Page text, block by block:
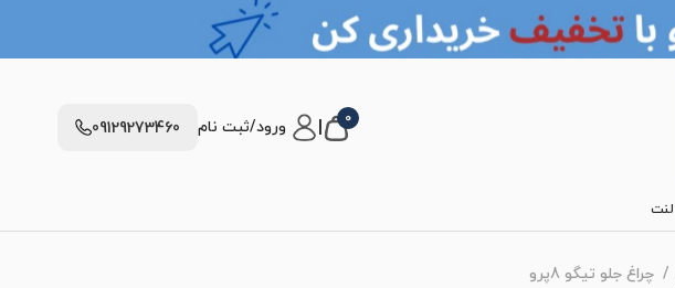
0 ورود/ثبت نام 09129273460
لنت
چراغ جلو تیگو 8پرو